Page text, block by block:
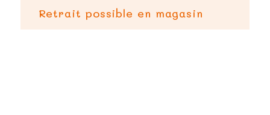
Retrait possible en magasin